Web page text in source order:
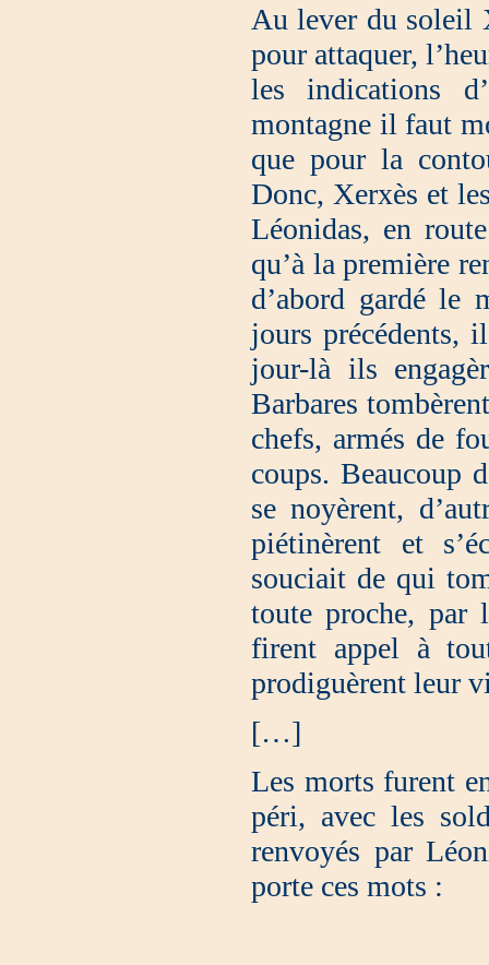
Au lever du soleil
pour attaquer,
les indications
montagne il faut
que pour la
Donc, Xerxès et
Léonidas, en
qu’à la première
d’abord gardé le
jours précédents,
jour-là ils
Barbares
chefs, armés de
coups. Beaucoup
se noyèrent,
piétinèrent et
souciait de qui
toute proche, par
firent appel à
prodiguèrent leur
[…]
Les morts furent
péri, avec les
renvoyés par
porte ces mots :